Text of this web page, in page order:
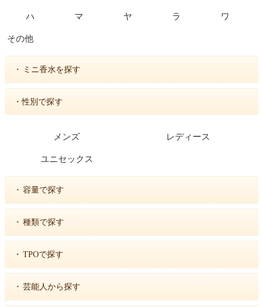
ハ マ ヤ ラ ワ
その他
・ ミニ香水を探す
・性別で探す
メンズ レディース
ユニセックス
・ 容量で探す
・ 種類で探す
・ TPOで探す
・ 芸能人から探す